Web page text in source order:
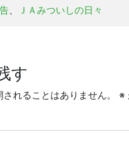
ＪＡみついしの日々
す
れることはありません。 ※